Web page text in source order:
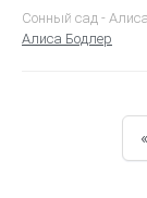
Сонный сад -
Алиса Бодлер
«